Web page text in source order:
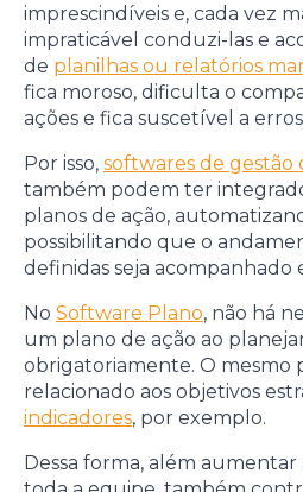
imprescindíveis e, cada vez
impraticável conduzi-las e
de planilhas ou relatórios
fica moroso, dificulta o
ações e fica suscetível a
Por isso, softwares de gestão
também podem ter
planos de ação,
possibilitando que o
definidas seja acompanhado
No Software Plano, não há
um plano de ação ao
obrigatoriamente. O mesmo
relacionado aos objetivos
indicadores, por exemplo.
Dessa forma, além